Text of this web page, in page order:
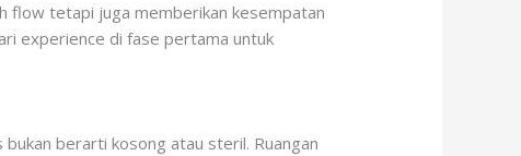
flow tetapi juga memberikan kesempatan
experience di fase pertama untuk
berarti kosong atau steril. Ruangan